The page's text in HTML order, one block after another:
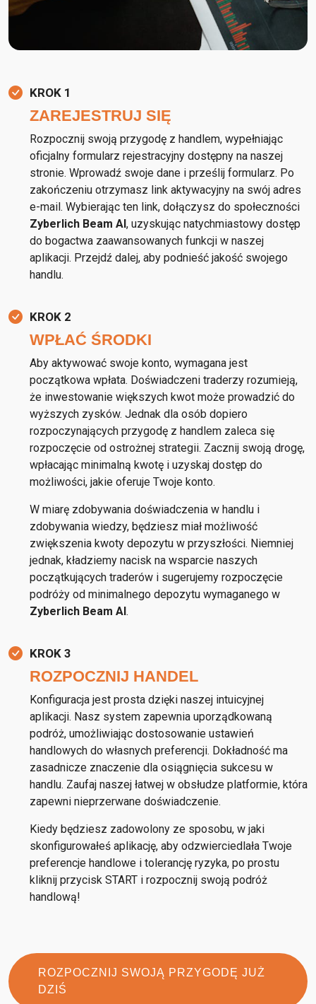
KROK 1
ZAREJESTRUJ SIĘ
Rozpocznij swoją przygodę z handlem, wypełniając
oficjalny formularz rejestracyjny dostępny na naszej
stronie. Wprowadź swoje dane i prześlij formularz. Po
zakończeniu otrzymasz link aktywacyjny na swój adres
e-mail. Wybierając ten link, dołączysz do społeczności
Zyberlich Beam AI, uzyskując natychmiastowy dostęp
do bogactwa zaawansowanych funkcji w naszej
aplikacji. Przejdź dalej, aby podnieść jakość swojego
handlu.
KROK 2
WPŁAĆ ŚRODKI
Aby aktywować swoje konto, wymagana jest
początkowa wpłata. Doświadczeni traderzy rozumieją,
że inwestowanie większych kwot może prowadzić do
wyższych zysków. Jednak dla osób dopiero
rozpoczynających przygodę z handlem zaleca się
rozpoczęcie od ostrożnej strategii. Zacznij swoją drogę,
wpłacając minimalną kwotę i uzyskaj dostęp do
możliwości, jakie oferuje Twoje konto.
W miarę zdobywania doświadczenia w handlu i
zdobywania wiedzy, będziesz miał możliwość
zwiększenia kwoty depozytu w przyszłości. Niemniej
jednak, kładziemy nacisk na wsparcie naszych
początkujących traderów i sugerujemy rozpoczęcie
podróży od minimalnego depozytu wymaganego w
Zyberlich Beam AI.
KROK 3
ROZPOCZNIJ HANDEL
Konfiguracja jest prosta dzięki naszej intuicyjnej
aplikacji. Nasz system zapewnia uporządkowaną
podróż, umożliwiając dostosowanie ustawień
handlowych do własnych preferencji. Dokładność ma
zasadnicze znaczenie dla osiągnięcia sukcesu w
handlu. Zaufaj naszej łatwej w obsłudze platformie, która
zapewni nieprzerwane doświadczenie.
Kiedy będziesz zadowolony ze sposobu, w jaki
skonfigurowałeś aplikację, aby odzwierciedlała Twoje
preferencje handlowe i tolerancję ryzyka, po prostu
kliknij przycisk START i rozpocznij swoją podróż
handlową!
ROZPOCZNIJ SWOJĄ PRZYGODĘ JUŻ
DZIŚ